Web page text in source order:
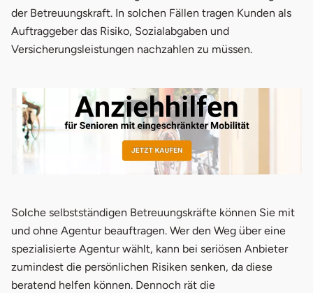
der Betreuungskraft. In solchen Fällen tragen Kunden als
Auftraggeber das Risiko, Sozialabgaben und
Versicherungsleistungen nachzahlen zu müssen.
Solche selbstständigen Betreuungskräfte können Sie mit
und ohne Agentur beauftragen. Wer den Weg über eine
spezialisierte Agentur wählt, kann bei seriösen Anbieter
zumindest die persönlichen Risiken senken, da diese
beratend helfen können. Dennoch rät die